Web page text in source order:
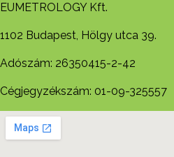
EUMETROLOGY Kft.
1102 Budapest, Hölgy utca 39.
Adószám: 26350415-2-42
Cégjegyzékszám: 01-09-325557